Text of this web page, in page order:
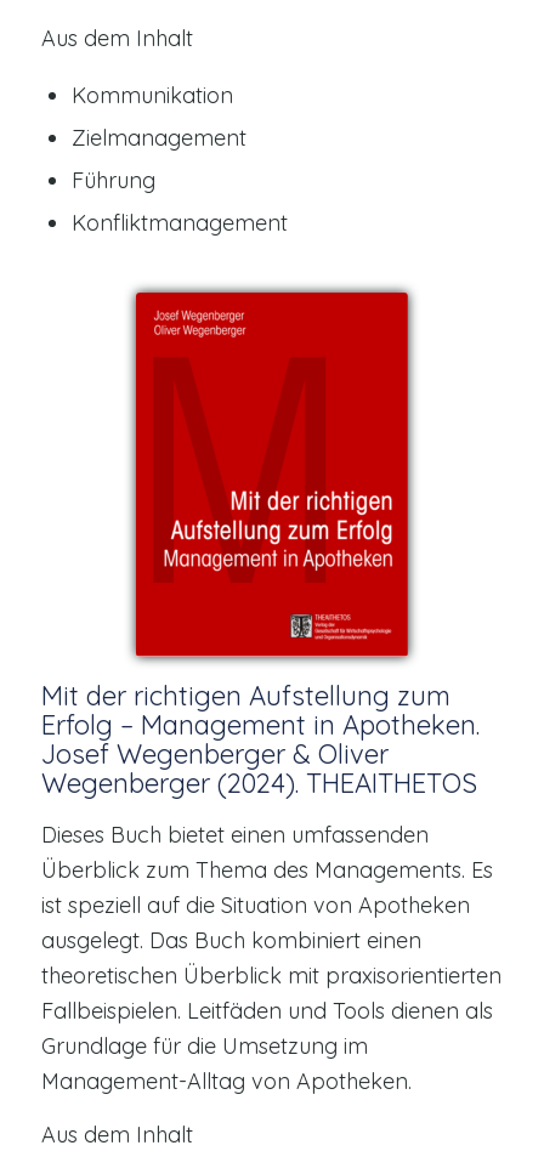
Aus dem Inhalt
Kommunikation
Zielmanagement
Führung
Konfliktmanagement
Mit der richtigen Aufstellung zum
Erfolg – Management in Apotheken.
Josef Wegenberger & Oliver
Wegenberger (2024). THEAITHETOS
Dieses Buch bietet einen umfassenden
Überblick zum Thema des Managements. Es
ist speziell auf die Situation von Apotheken
ausgelegt. Das Buch kombiniert einen
theoretischen Überblick mit praxisorientierten
Fallbeispielen. Leitfäden und Tools dienen als
Grundlage für die Umsetzung im
Management-Alltag von Apotheken.
Aus dem Inhalt